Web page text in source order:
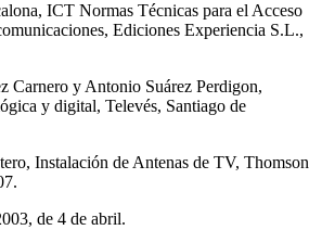
ICT Normas Técnicas para el Acceso
Ediciones Experiencia S.L.,
Carnero y Antonio Suárez Perdigon,
y digital, Televés, Santiago de
Instalación de Antenas de TV, Thomson
de 4 de abril.